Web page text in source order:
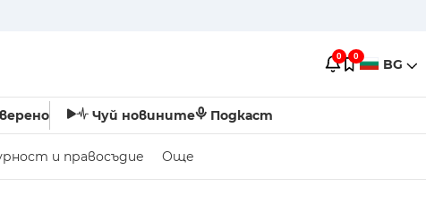
0 0 BG
Чуй новините Подкаст
и правосъдие Още